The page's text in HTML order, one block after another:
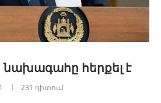
հերքել է
231 դիտում